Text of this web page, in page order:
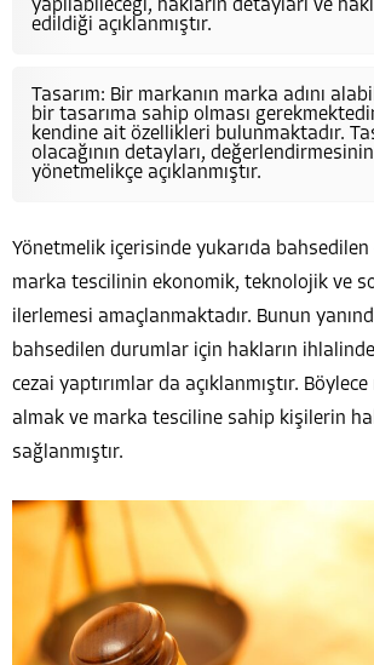
yapılabileceği, hakların detayları ve
edildiği açıklanmıştır.
Tasarım: Bir markanın marka adını
bir tasarıma sahip olması
kendine ait özellikleri bulunmaktadır.
olacağının detayları,
yönetmelikçe açıklanmıştır.
Yönetmelik içerisinde yukarıda
marka tescilinin ekonomik, teknolojik ve
ilerlemesi amaçlanmaktadır. Bunun
bahsedilen durumlar için hakların
cezai yaptırımlar da açıklanmıştır.
almak ve marka tesciline sahip kişilerin
sağlanmıştır.